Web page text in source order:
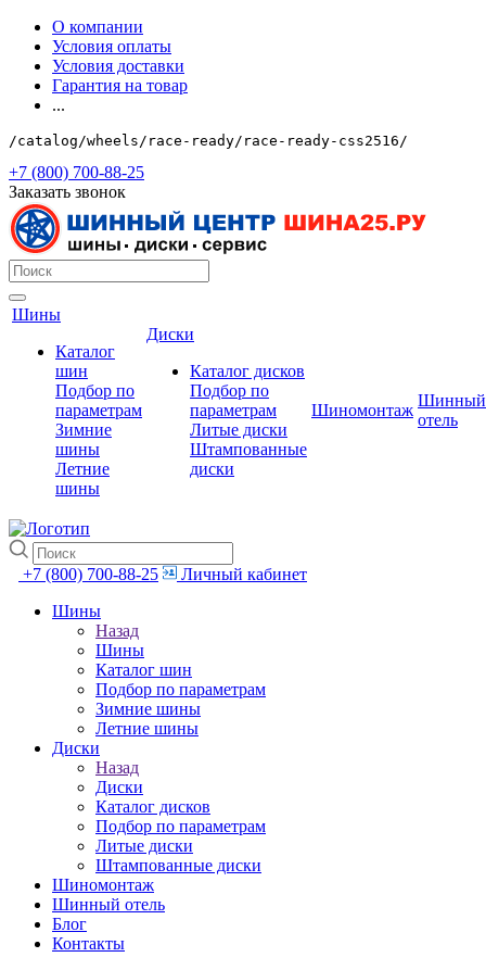
О компании
Условия оплаты
Условия доставки
Гарантия на товар
...
/catalog/wheels/race-ready/race-ready-css2516/
+7 (800) 700-88-25
Заказать звонок
Шины
Каталог
шин
Подбор по
параметрам
Зимние
шины
Летние
шины
Диски
Каталог дисков
Подбор по
параметрам
Литые диски
Штампованные
диски
Шиномонтаж
Шинный
отель
+7 (800) 700-88-25
Личный кабинет
Шины
Назад
Шины
Каталог шин
Подбор по параметрам
Зимние шины
Летние шины
Диски
Назад
Диски
Каталог дисков
Подбор по параметрам
Литые диски
Штампованные диски
Шиномонтаж
Шинный отель
Блог
Контакты